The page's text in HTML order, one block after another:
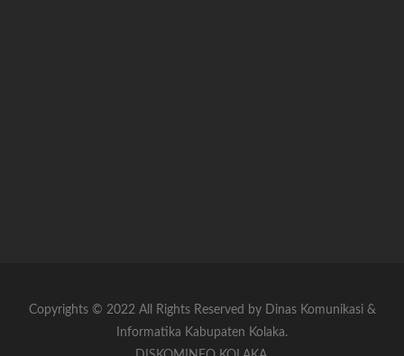
Copyrights © 2022 All Rights Reserved by Dinas Komunikasi &
Informatika Kabupaten Kolaka.